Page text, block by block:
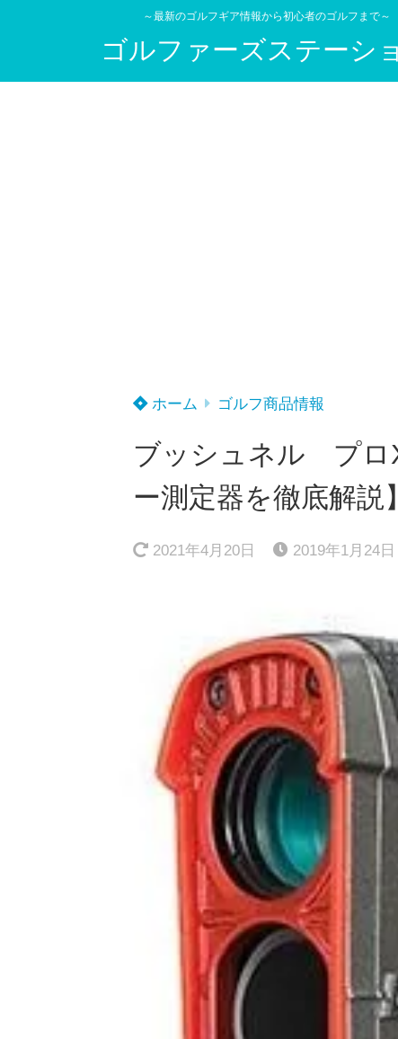
～最新のゴルフギア情報から初心者のゴルフまで～
ゴルファーズステーシ
ホーム ゴルフ商品情報
ブッシュネル プロ
ー測定器を徹底解説】
2021年4月20日 2019年1月24日